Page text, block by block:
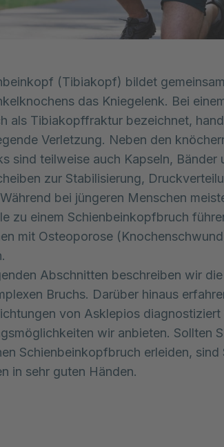
(Tibiakopf) bildet
das Kniegelenk. Bei
als Tibiakopffraktur bezeichnet,
Verletzung. Neben den
sind teilweise auch Kapseln, Bänder
zur Stabilisierung,
bei jüngeren Menschen
zu einem Schienbeinkopfbruch
mit Osteoporose
Abschnitten beschreiben wir
Bruchs. Darüber hinaus
von Asklepios
wir anbieten. Sollten
Schienbeinkopfbruch erleiden, sind
in sehr guten Händen.